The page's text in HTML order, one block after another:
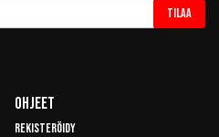
Tilaa
Ohjeet
Rekisteröidy